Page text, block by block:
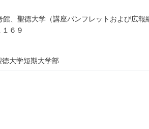
館、聖徳大学（講座パンフレットおよび広
６９
大学短期大学部